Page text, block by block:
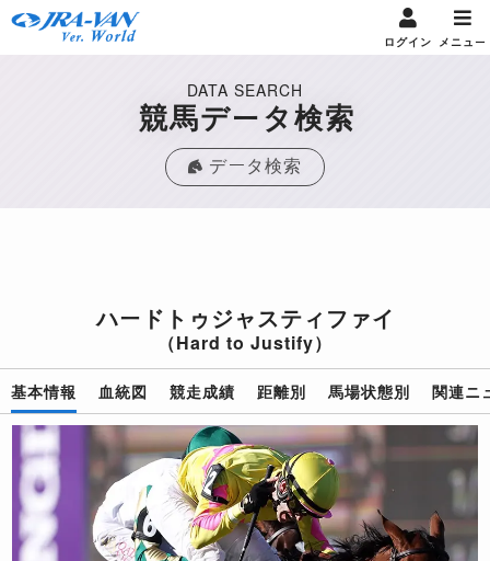
ログイン メニュー
DATA SEARCH
競馬データ検索
データ検索
ハードトゥジャスティファイ
（Hard to Justify）
基本情報 血統図 競走成績 距離別 馬場状態別 関連ニ